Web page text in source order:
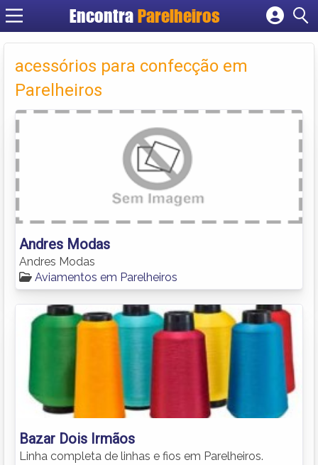
Encontra Parelheiros
Cadastrar empresa
Criar conta
acessórios para confecção em
Parelheiros
Andres Modas
Andres Modas
Aviamentos em Parelheiros
Bazar Dois Irmãos
Linha completa de linhas e fios em Parelheiros.